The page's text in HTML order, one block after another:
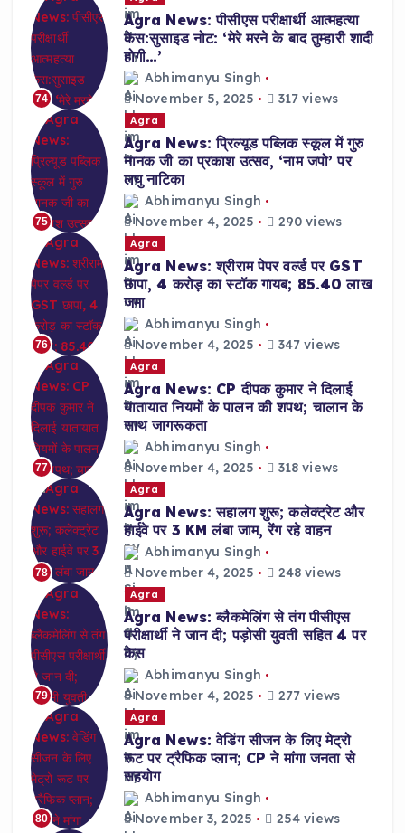
74
Agra News: पीसीएस परीक्षार्थी आत्महत्या
केस:सुसाइड नोट: ‘मेरे मरने के बाद तुम्हारी शादी
होगी…’
Abhimanyu Singh
November 5, 2025
317 views
75
Agra
Agra News: प्रिल्यूड पब्लिक स्कूल में गुरु
नानक जी का प्रकाश उत्सव, ‘नाम जपो’ पर
लघु नाटिका
Abhimanyu Singh
November 4, 2025
290 views
76
Agra
Agra News: श्रीराम पेपर वर्ल्ड पर GST
छापा, 4 करोड़ का स्टॉक गायब; 85.40 लाख
जमा
Abhimanyu Singh
November 4, 2025
347 views
77
Agra
Agra News: CP दीपक कुमार ने दिलाई
यातायात नियमों के पालन की शपथ; चालान के
साथ जागरूकता
Abhimanyu Singh
November 4, 2025
318 views
78
Agra
Agra News: सहालग शुरू; कलेक्ट्रेट और
हाईवे पर 3 KM लंबा जाम, रेंग रहे वाहन
Abhimanyu Singh
November 4, 2025
248 views
79
Agra
Agra News: ब्लैकमेलिंग से तंग पीसीएस
परीक्षार्थी ने जान दी; पड़ोसी युवती सहित 4 पर
केस
Abhimanyu Singh
November 4, 2025
277 views
80
Agra
Agra News: वेडिंग सीजन के लिए मेट्रो
रूट पर ट्रैफिक प्लान; CP ने मांगा जनता से
सहयोग
Abhimanyu Singh
November 3, 2025
254 views